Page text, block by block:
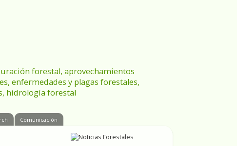
forestal, aprovechamientos
enfermedades y plagas forestales,
hidrología forestal
Comunicación